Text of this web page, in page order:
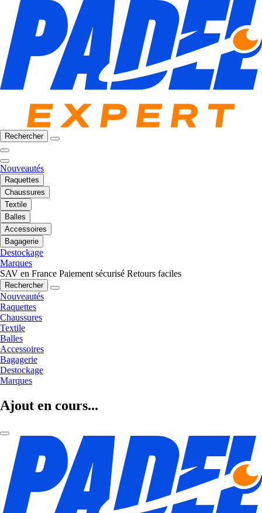
Rechercher
Nouveautés
Raquettes
Chaussures
Textile
Balles
Accessoires
Bagagerie
Destockage
Marques
SAV en France Paiement sécurisé Retours faciles
Rechercher
Nouveautés
Raquettes
Chaussures
Textile
Balles
Accessoires
Bagagerie
Destockage
Marques
Ajout en cours...